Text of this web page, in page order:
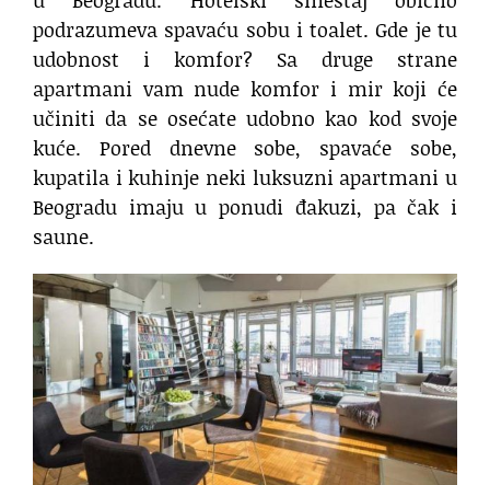
podrazumeva spavaću sobu i toalet. Gde je tu
udobnost i komfor? Sa druge strane
apartmani vam nude komfor i mir koji će
učiniti da se osećate udobno kao kod svoje
kuće. Pored dnevne sobe, spavaće sobe,
kupatila i kuhinje neki luksuzni apartmani u
Beogradu imaju u ponudi đakuzi, pa čak i
saune.